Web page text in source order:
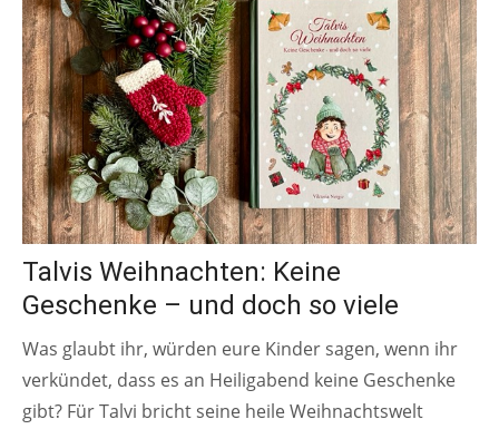
Talvis Weihnachten: Keine
Geschenke – und doch so viele
Was glaubt ihr, würden eure Kinder sagen, wenn ihr
verkündet, dass es an Heiligabend keine Geschenke
gibt? Für Talvi bricht seine heile Weihnachtswelt